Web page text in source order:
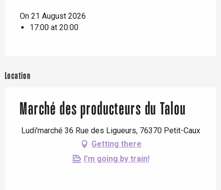
On 21 August 2026
17:00 at 20:00
Location
Marché des producteurs du Talou
Ludi'marché 36 Rue des Ligueurs, 76370 Petit-Caux
Getting there
I'm going by train!